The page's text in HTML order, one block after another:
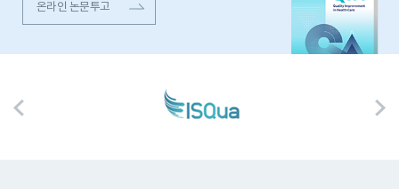
온라인 논문투고